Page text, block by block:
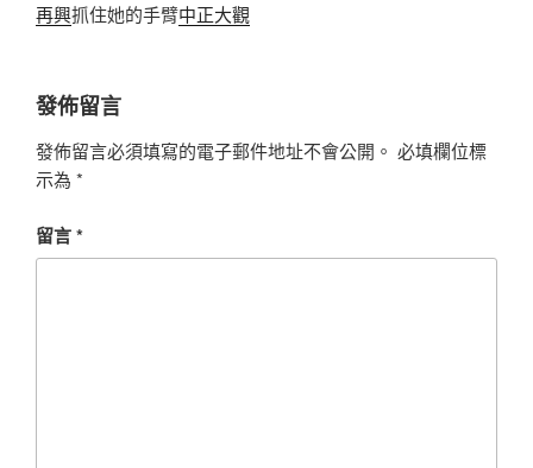
再興抓住她的手臂中正大觀
發佈留言
發佈留言必須填寫的電子郵件地址不會公開。 必填欄位標
示為 *
留言*